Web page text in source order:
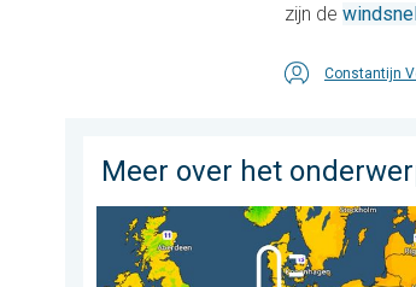
zijn de
Constantijn
Meer over het
Er komen koelere nachten aan.